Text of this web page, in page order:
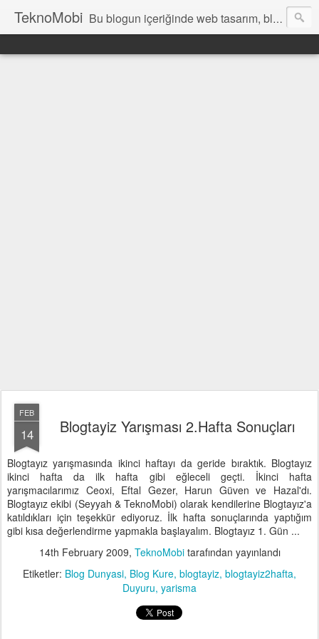
TeknoMobi Bu blogun içeriğinde web tasarım, blogger temaları, blogger ipuçları, ajax anlatımları, jquery uygulamaları, javascript uygulamaları ,web design, tutorials, resources and inspiration yer almaktadır.
FEB
14 Blogtayiz Yarışması 2.Hafta Sonuçları
Blogtayız yarışmasında ikinci haftayı da geride bıraktık. Blogtayız
ikinci hafta da ilk hafta gibi eğleceli geçti. İkinci hafta
yarışmacılarımız Ceoxi, Eftal Gezer, Harun Güven ve Hazal'dı.
Blogtayız ekibi (Seyyah & TeknoMobi) olarak kendilerine Blogtayız'a
katıldıkları için teşekkür ediyoruz. İlk hafta sonuçlarında yaptığım
gibi kısa değerlendirme yapmakla başlayalım. Blogtayız 1. Gün ...
14th February 2009, TeknoMobitarafından yayınlandı
Etiketler: Blog Dunyasi Blog Kure blogtayiz blogtayiz2hafta
Duyuru yarisma